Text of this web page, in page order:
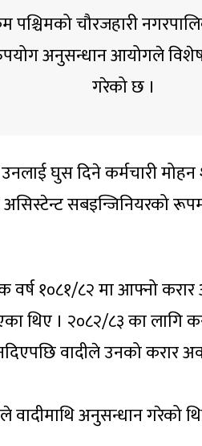
चौरजहारी
अनुसन्धान आयोगले विशेष
गरेको छ ।
घुस दिने कर्मचारी मोहन
सबइन्जिनियरको
१०८१/८२ मा आफ्नो करार
थिए । २०८२/८३ का लागि
वादीले उनको करार
अनुसन्धान गरेको